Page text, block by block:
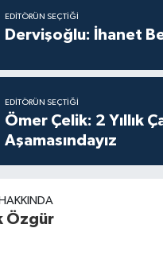
EDITÖRÜN SEÇTIĞI
Dervişoğlu: İhanet
EDITÖRÜN SEÇTIĞI
Ömer Çelik: 2 Yıllık
Aşamasındayız
Özgür